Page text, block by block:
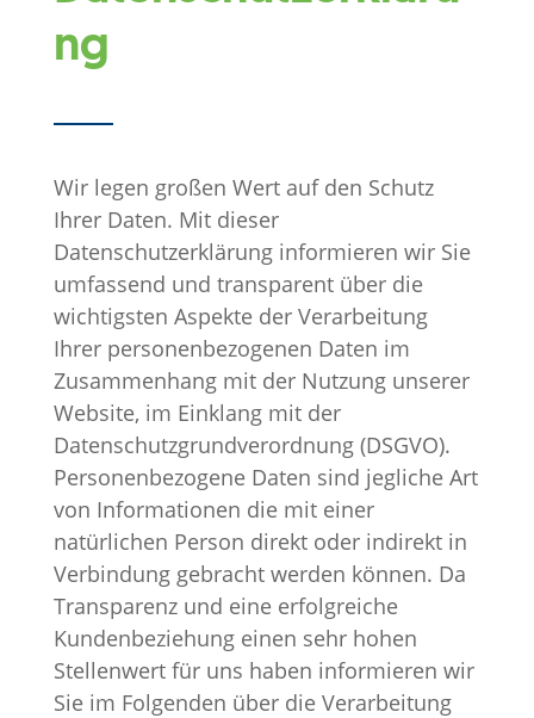
ng
Wir legen großen Wert auf den Schutz
Ihrer Daten. Mit dieser
Datenschutzerklärung informieren wir Sie
umfassend und transparent über die
wichtigsten Aspekte der Verarbeitung
Ihrer personenbezogenen Daten im
Zusammenhang mit der Nutzung unserer
Website, im Einklang mit der
Datenschutzgrundverordnung (DSGVO).
Personenbezogene Daten sind jegliche Art
von Informationen die mit einer
natürlichen Person direkt oder indirekt in
Verbindung gebracht werden können. Da
Transparenz und eine erfolgreiche
Kundenbeziehung einen sehr hohen
Stellenwert für uns haben informieren wir
Sie im Folgenden über die Verarbeitung